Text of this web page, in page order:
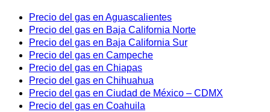
Precio del gas en Aguascalientes
Precio del gas en Baja California Norte
Precio del gas en Baja California Sur
Precio del gas en Campeche
Precio del gas en Chiapas
Precio del gas en Chihuahua
Precio del gas en Ciudad de México – CDMX
Precio del gas en Coahuila